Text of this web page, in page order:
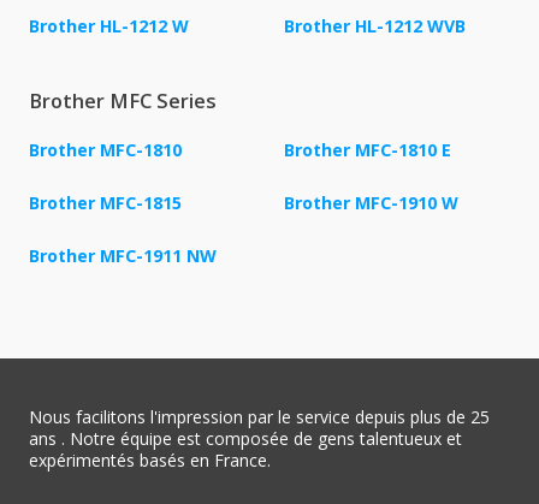
Brother HL-1212 W Brother HL-1212 WVB
Brother MFC Series
Brother MFC-1810 Brother MFC-1810 E
Brother MFC-1815 Brother MFC-1910 W
Brother MFC-1911 NW
Nous facilitons l'impression par le service depuis plus de 25
ans . Notre équipe est composée de gens talentueux et
expérimentés basés en France.